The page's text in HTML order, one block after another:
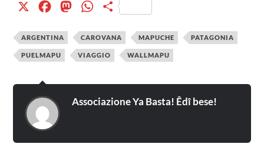
FacebookMastodonWhatsAppCondividi
ARGENTINA CAROVANA MAPUCHE PATAGONIA
PUELMAPU VIAGGIO WALLMAPU
Associazione Ya Basta! Êdî bese!